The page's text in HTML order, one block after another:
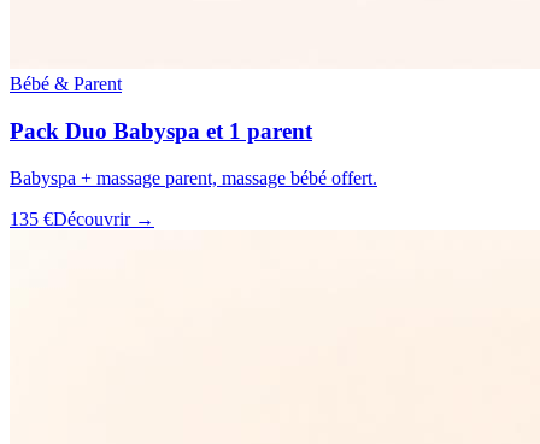
Bébé & Parent
Pack Duo Babyspa et 1 parent
Babyspa + massage parent, massage bébé offert.
135 €Découvrir →